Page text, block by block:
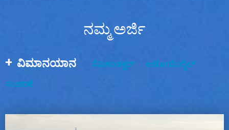
ನಮ್ಮ ಅರ್ಜಿ
ವಿಮಾನಯಾನ ಸೆಮಿಕಂಡಕ್ಟರ್
ಆಟೋಮೊಬೈಲ್
ಸಂಚರಣೆ